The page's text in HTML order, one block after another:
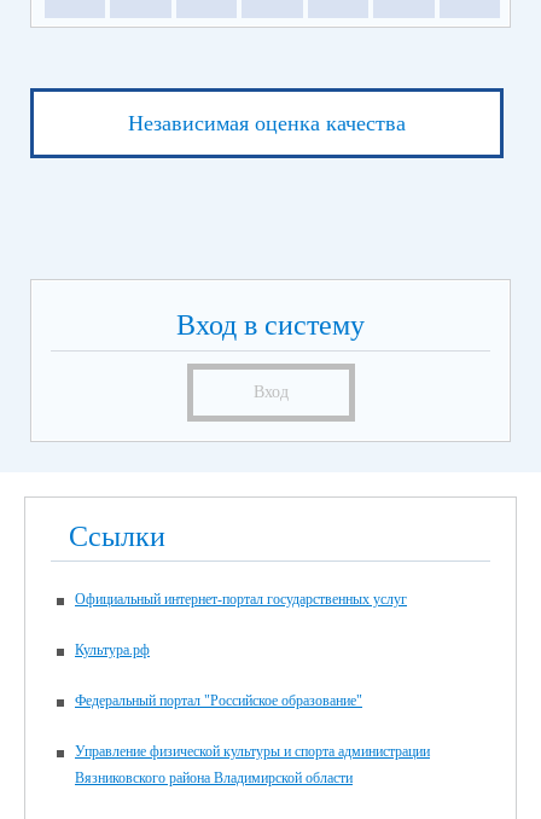
Независимая оценка качества
Вход в систему
Вход
Ссылки
Официальный интернет-портал государственных услуг
Культура.рф
Федеральный портал "Российское образование"
Управление физической культуры и спорта администрации
Вязниковского района Владимирской области